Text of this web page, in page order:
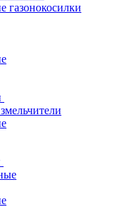
газонокосилки